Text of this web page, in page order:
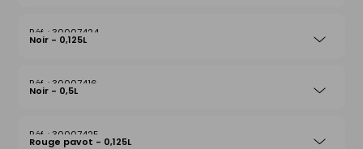
30007424
Noir - 0,125L
30007416
Noir - 0,5L
30007425
Rouge pavot - 0,125L